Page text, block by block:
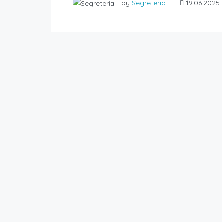
by Segreteria 19.06.2025